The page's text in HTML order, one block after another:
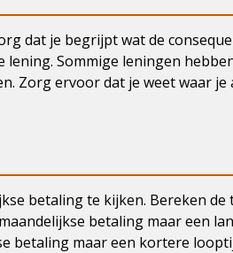
dat je begrijpt wat de
Sommige leningen
Zorg ervoor dat je weet waar je
betaling te kijken. Bereken de
betaling maar een
betaling maar een kortere